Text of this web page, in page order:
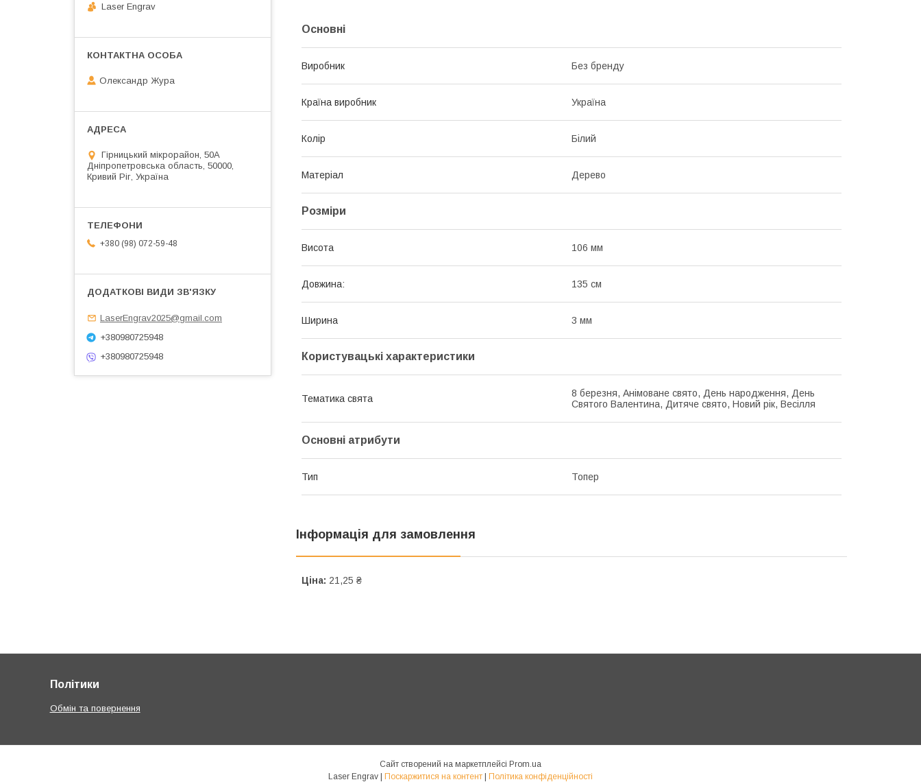
Основні
Виробник Без бренду
Країна виробник Україна
Колір Білий
Матеріал Дерево
Розміри
Висота 106 мм
Довжина: 135 см
Ширина 3 мм
Користувацькі характеристики
Тематика свята
8 березня, Анімоване свято, День народження, День
Святого Валентина, Дитяче свято, Новий рік, Весілля
Основні атрибути
Тип Топер
Інформація для замовлення
Ціна: 21,25 ₴
Laser Engrav
Олександр Жура
Гірницький мікрорайон, 50А
Дніпропетровська область, 50000,
Кривий Ріг, Україна
+380 (98) 072-59-48
LaserEngrav2025@gmail.com
+380980725948
+380980725948
Політики
Обмін та повернення
Сайт створений на маркетплейсі Prom.ua
Поскаржитися на контент Політика конфіденційності